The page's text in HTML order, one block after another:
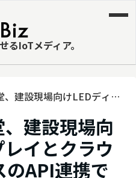
るIoTメディア。
建設現場向けLEDディス
建設現場向
イとクラウ
のAPI連携で